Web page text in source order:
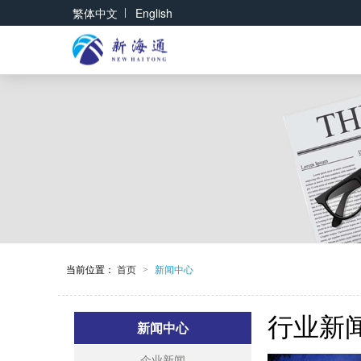
繁体中文 | English
当前位置： 首页 > 新闻中心
新闻中心 行业新